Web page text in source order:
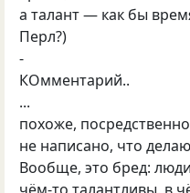
а талант — как бы
Перл?)
-
КОмментарий..
...
похоже,
не написано, что
Вообще, это бред: